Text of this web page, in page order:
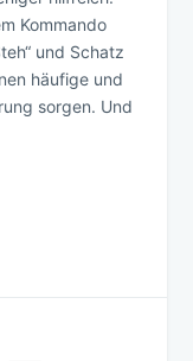
Kommando
und Schatz
häufige und
sorgen. Und